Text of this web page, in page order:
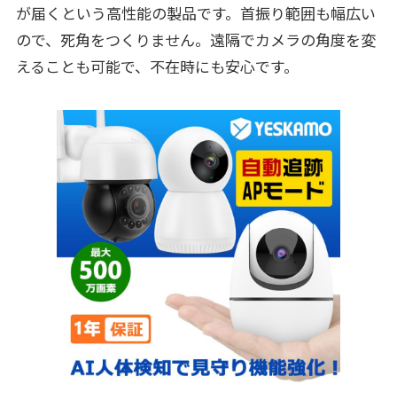
が届くという高性能の製品です。首振り範囲も幅広い
ので、死角をつくりません。遠隔でカメラの角度を変
えることも可能で、不在時にも安心です。